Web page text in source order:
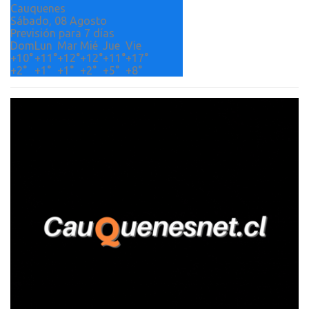
Cauquenes
Sábado, 08 Agosto
Previsión para 7 días
DomLun Mar Mié Jue Vie
+10°+11°+12°+12°+11°+17°
+2° +1° +1° +2° +5° +8°